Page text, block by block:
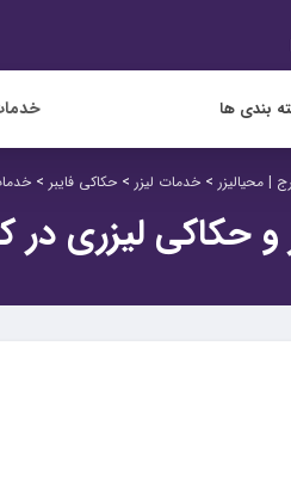
بندی ها
| محیالیزر > خدمات لیزر > حکاکی فایبر >
حکاکی لیزری در